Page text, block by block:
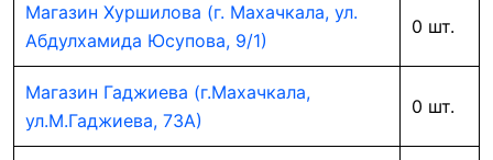
Магазин Хуршилова (г. Махачкала, ул.
Абдулхамида Юсупова, 9/1)
0 шт.
Магазин Гаджиева (г.Махачкала,
ул.М.Гаджиева, 73А)
0 шт.